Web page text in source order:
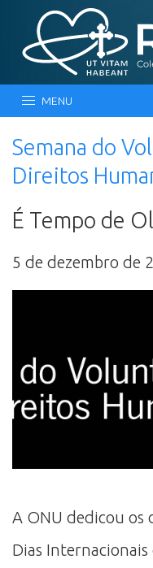
MENU
Semana do
Direitos
É Tempo de
5 de dezembro de
A ONU dedicou os
Dias